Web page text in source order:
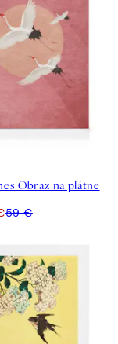
Obraz na plátne
59 €